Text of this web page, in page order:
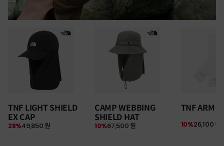
TNF LIGHT SHIELD
EX CAP
49,850 원
28%
CAMP WEBBING
SHIELD HAT
67,500 원
10%
TNF ARM
26,100 원
10%
여름 탈출 원정대
30만원 이상 구매 시
뉴질랜드 & 제주도 여행권 증정 찬스